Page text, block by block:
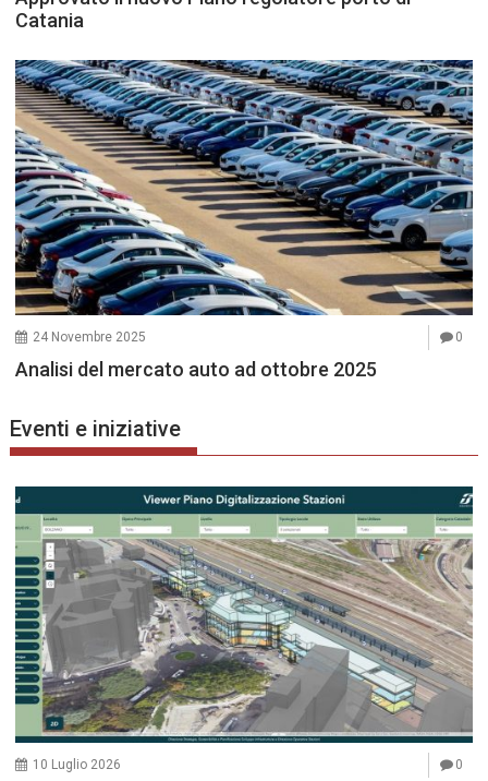
Catania
24 Novembre 2025 0
Analisi del mercato auto ad ottobre 2025
Eventi e iniziative
10 Luglio 2026 0